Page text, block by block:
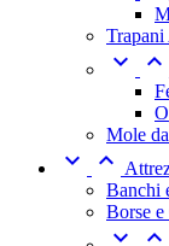
Trapani
 
Mole
 
Banchi
Borse e
 